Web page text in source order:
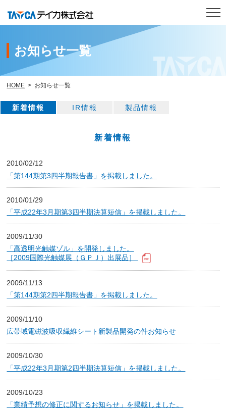
トップページ
製品紹介
研究開発
サステナビリティ
採用情報
English
お知らせ一覧
HOME お知らせ一覧
新着情報 IR情報 製品情報
新着情報
2010/02/12
「第144期第3四半期報告書」を掲載しました。
2010/01/29
「平成22年3月期第3四半期決算短信」を掲載しました。
2009/11/30
「高透明光触媒ゾル」を開発しました。
［2009国際光触媒展（ＧＰＪ）出展品］
2009/11/13
「第144期第2四半期報告書」を掲載しました。
2009/11/10
広帯域電磁波吸収繊維シート新製品開発の件お知らせ
2009/10/30
「平成22年3月期第2四半期決算短信」を掲載しました。
2009/10/23
「業績予想の修正に関するお知らせ」を掲載しました。